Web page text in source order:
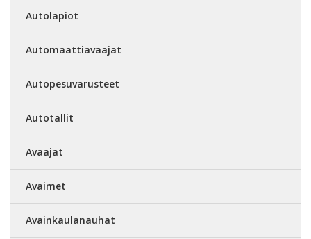
Autolapiot
Automaattiavaajat
Autopesuvarusteet
Autotallit
Avaajat
Avaimet
Avainkaulanauhat